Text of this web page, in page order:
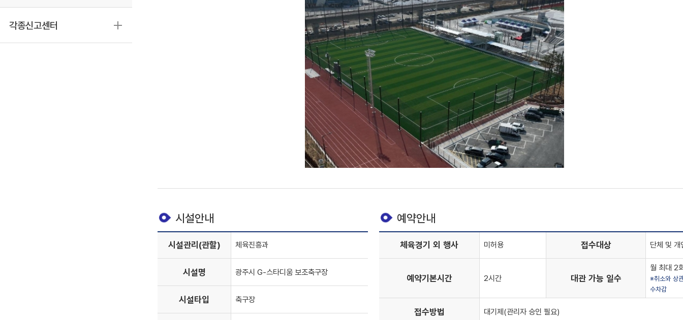
각종신고센터
시설안내
시설관리(관할) 체육진흥과
시설명 광주시 G-스타디움 보조축구장
시설타입 축구장
예약안내
체육경기 외 행사 미허용 접수대상 단체 및 개
예약기본시간 2시간 대관 가능 일수
월 최대 2
※취소와 상
수차감
접수방법 대기제(관리자 승인 필요)